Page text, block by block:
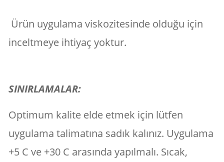
Ürün uygulama viskozitesinde olduğu için
inceltmeye ihtiyaç yoktur.
SINIRLAMALAR:
Optimum kalite elde etmek için lütfen
uygulama talimatına sadık kalınız. Uygulama
+5 C ve +30 C arasında yapılmalı. Sıcak,